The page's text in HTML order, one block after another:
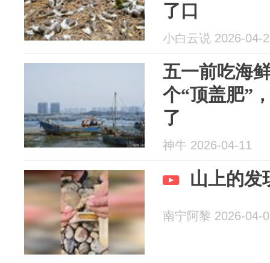
了口
小白云说 2026-04-
五一前吃海
个“顶盖肥”
了
神牛 2026-04-11
山上的发
南宁阿黎 2026-04-